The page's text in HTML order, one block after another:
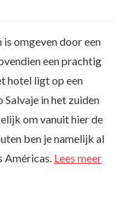
omgeven door een
een prachtig
hotel ligt op een
in het zuiden
om vanuit hier de
ben je namelijk al
Américas. Lees meer